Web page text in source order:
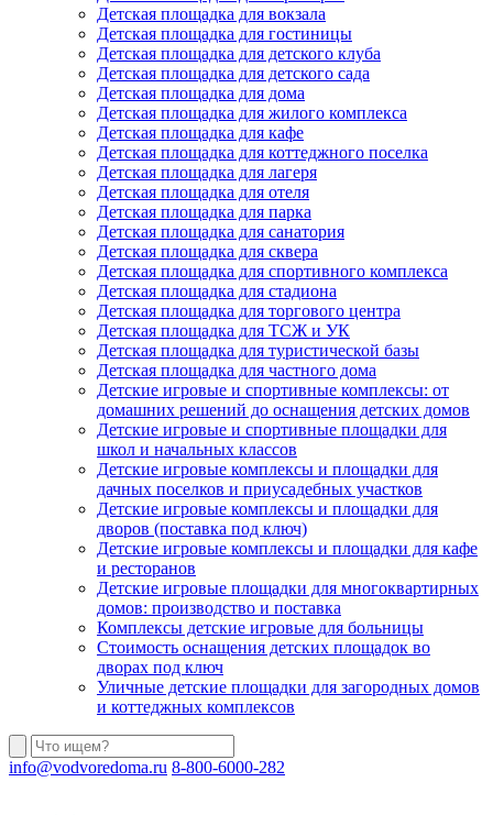
Детская площадка для вокзала
Детская площадка для гостиницы
Детская площадка для детского клуба
Детская площадка для детского сада
Детская площадка для дома
Детская площадка для жилого комплекса
Детская площадка для кафе
Детская площадка для коттеджного поселка
Детская площадка для лагеря
Детская площадка для отеля
Детская площадка для парка
Детская площадка для санатория
Детская площадка для сквера
Детская площадка для спортивного комплекса
Детская площадка для стадиона
Детская площадка для торгового центра
Детская площадка для ТСЖ и УК
Детская площадка для туристической базы
Детская площадка для частного дома
Детские игровые и спортивные комплексы: от
домашних решений до оснащения детских домов
Детские игровые и спортивные площадки для
школ и начальных классов
Детские игровые комплексы и площадки для
дачных поселков и приусадебных участков
Детские игровые комплексы и площадки для
дворов (поставка под ключ)
Детские игровые комплексы и площадки для кафе
и ресторанов
Детские игровые площадки для многоквартирных
домов: производство и поставка
Комплексы детские игровые для больницы
Стоимость оснащения детских площадок во
дворах под ключ
Уличные детские площадки для загородных домов
и коттеджных комплексов
info@vodvoredoma.ru 8-800-6000-282